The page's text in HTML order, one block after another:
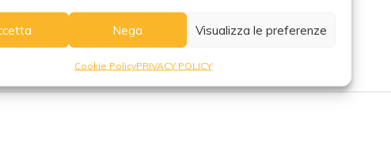
Nega Visualizza le preferenze
Cookie PolicyPRIVACY POLICY